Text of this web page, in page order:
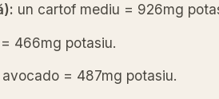
un cartof mediu = 926mg
466mg potasiu.
= 487mg potasiu.